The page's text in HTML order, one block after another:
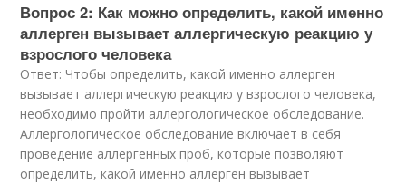
Вопрос 2: Как можно определить, какой именно
аллерген вызывает аллергическую реакцию у
взрослого человека
Ответ: Чтобы определить, какой именно аллерген
вызывает аллергическую реакцию у взрослого человека,
необходимо пройти аллергологическое обследование.
Аллергологическое обследование включает в себя
проведение аллергенных проб, которые позволяют
определить, какой именно аллерген вызывает